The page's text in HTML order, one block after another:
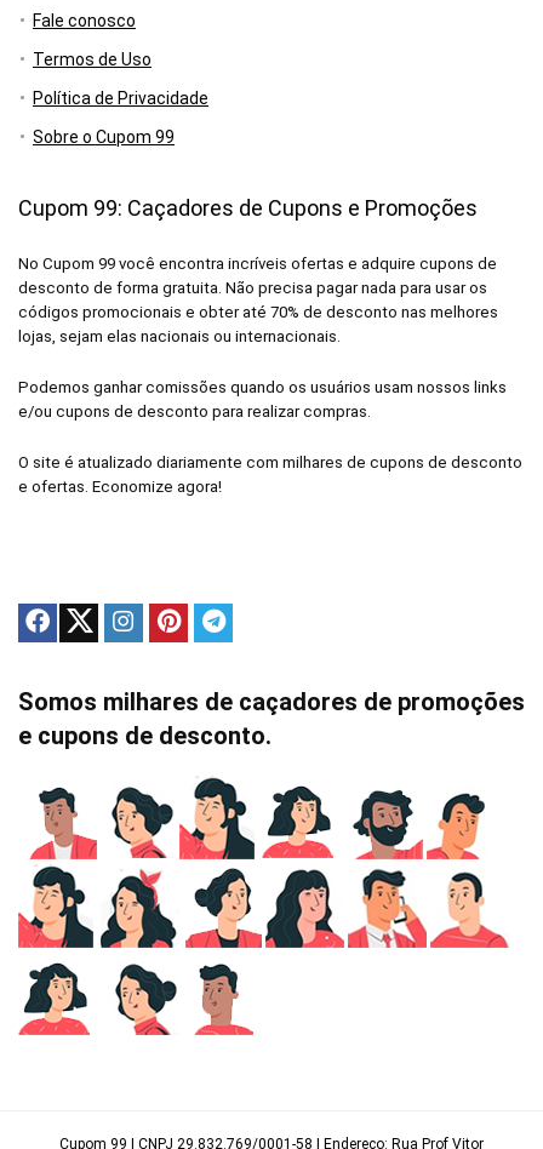
Fale conosco
Termos de Uso
Política de Privacidade
Sobre o Cupom 99
Cupom 99: Caçadores de Cupons e Promoções
No Cupom 99 você encontra incríveis ofertas e adquire cupons de
desconto de forma gratuita. Não precisa pagar nada para usar os
códigos promocionais e obter até 70% de desconto nas melhores
lojas, sejam elas nacionais ou internacionais.
Podemos ganhar comissões quando os usuários usam nossos links
e/ou cupons de desconto para realizar compras.
O site é atualizado diariamente com milhares de cupons de desconto
e ofertas. Economize agora!
Somos milhares de caçadores de promoções
e cupons de desconto.
Cupom 99 | CNPJ 29.832.769/0001-58 | Endereço: Rua Prof Vitor